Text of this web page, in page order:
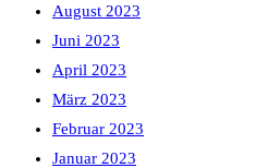
August 2023
Juni 2023
April 2023
März 2023
Februar 2023
Januar 2023